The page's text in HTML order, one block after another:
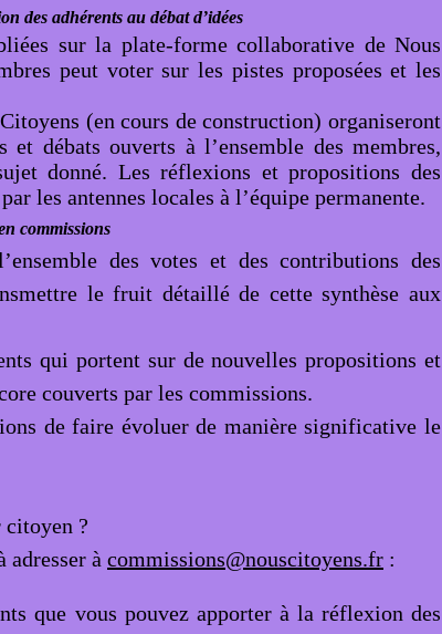
des adhérents au débat d’idées
sur la plate-forme collaborative de Nous
peut voter sur les pistes proposées et les
(en cours de construction) organiseront
débats ouverts à l’ensemble des membres,
donné. Les réflexions et propositions des
les antennes locales à l’équipe permanente.
commissions
des votes et des contributions des
le fruit détaillé de cette synthèse aux
qui portent sur de nouvelles propositions et
couverts par les commissions.
de faire évoluer de manière significative le
citoyen ?
adresser à commissions@nouscitoyens.fr :
que vous pouvez apporter à la réflexion des